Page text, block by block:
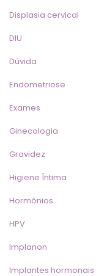
Displasia cervical
DIU
Dúvida
Endometriose
Exame
Ginecologia
Gravidez
Higiene Íntima
Hormônio
HPV
Implanon
Implantes hormonai